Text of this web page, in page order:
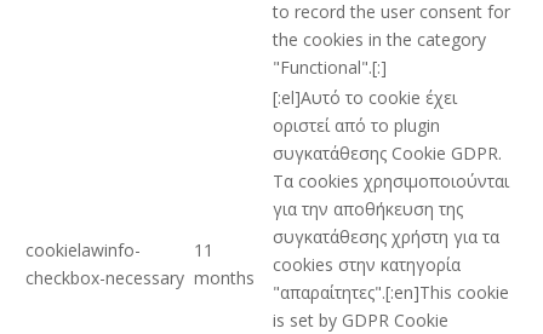
to record the user consent for
the cookies in the category
"Functional".[:]
cookielawinfo-
checkbox-necessary
11
months
[:el]Αυτό το cookie έχει
οριστεί από το plugin
συγκατάθεσης Cookie GDPR.
Τα cookies χρησιμοποιούνται
για την αποθήκευση της
συγκατάθεσης χρήστη για τα
cookies στην κατηγορία
"απαραίτητες".[:en]This cookie
is set by GDPR Cookie